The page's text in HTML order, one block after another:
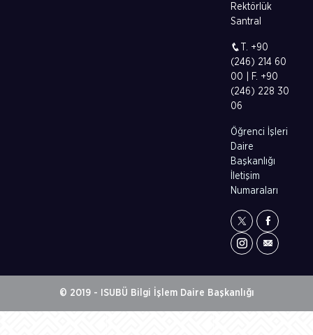
Rektörlük
Santral
T. +90
(246) 214 60
00 | F. +90
(246) 228 30
06
Öğrenci İşleri
Daire
Başkanlığı
İletişim
Numaraları
© 2019 - ISUBÜ Bilgi İşlem Daire Başkanlığı